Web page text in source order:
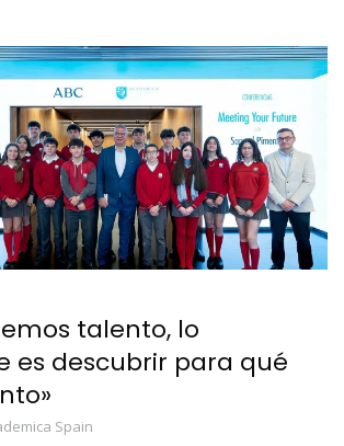
talento, lo
es descubrir para qué
Spain